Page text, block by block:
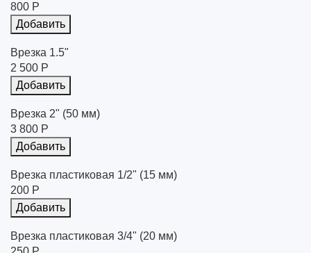
800 Р
Добавить
Врезка 1.5"
2 500 Р
Добавить
Врезка 2" (50 мм)
3 800 Р
Добавить
Врезка пластиковая 1/2" (15 мм)
200 Р
Добавить
Врезка пластиковая 3/4" (20 мм)